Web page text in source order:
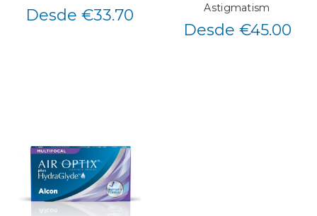
Desde €33.70
Astigmatism
Desde €45.00